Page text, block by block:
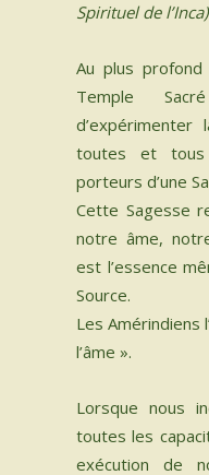
Spirituel de l’Inca)
Au plus
Temple
d’expérimenter
toutes et
porteurs d’une
Cette Sagesse
notre âme,
est l’essence
Source.
Les Amérindiens
l’âme ».
Lorsque nous
toutes les
exécution de